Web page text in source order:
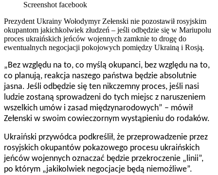
Screenshot facebook
Prezydent Ukrainy Wołodymyr Zełenski nie pozostawił rosyjskim
okupantom jakichkolwiek złudzeń – jeśli odbędzie się w Mariupolu
proces ukraińskich jeńców wojennych zamknie to drogę do
ewentualnych negocjacji pokojowych pomiędzy Ukrainą i Rosją.
„Bez względu na to, co myślą okupanci, bez względu na to,
co planują, reakcja naszego państwa będzie absolutnie
jasna. Jeśli odbędzie się ten nikczemny proces, jeśli nasi
ludzie zostaną sprowadzeni do tych miejsc z naruszeniem
wszelkich umów i zasad międzynarodowych” – mówił
Zełenski w swoim cowieczornym wystąpieniu do rodaków.
Ukraiński przywódca podkreślił, że przeprowadzenie przez
rosyjskich okupantów pokazowego procesu ukraińskich
jeńców wojennych oznaczać będzie przekroczenie „linii”,
po którym „jakikolwiek negocjacje będą niemożliwe”.